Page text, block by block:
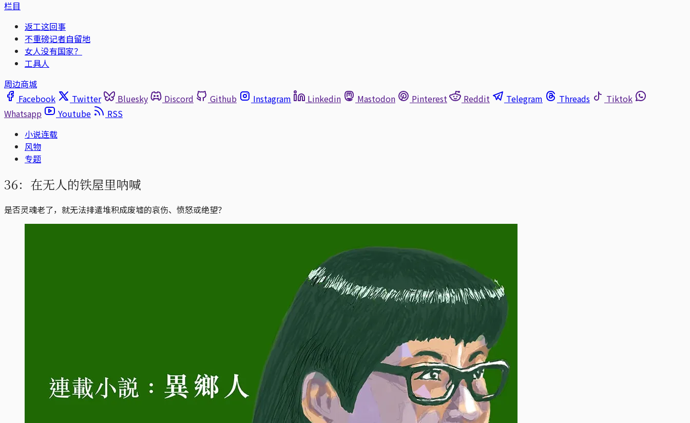
栏目
返工这回事
不重磅记者自留地
女人没有国家？
工具人
周边商城
Facebook
Twitter Bluesky Discord Github Instagram Linkedin Mastodon Pinterest Reddit Telegram Threads
Tiktok
Whatsapp
Youtube
RSS
小说连载
风物
专题
36：在无人的铁屋里呐喊
是否灵魂老了，就无法排遣堆积成废墟的哀伤、愤怒或绝望？